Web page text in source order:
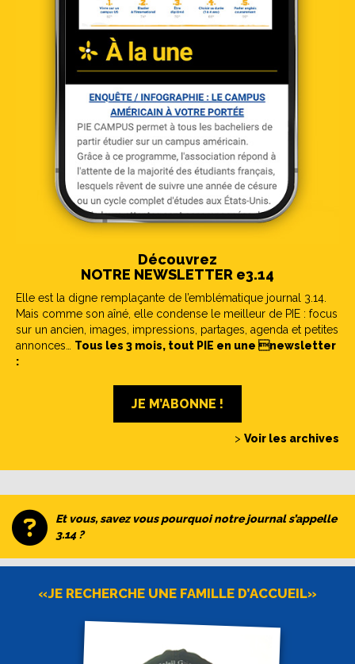
Découvrez
NOTRE NEWSLETTER e3.14
Elle est la digne remplaçante de l’emblématique journal 3.14.
Mais comme son aîné, elle condense le meilleur de PIE : focus
sur un ancien, images, impressions, partages, agenda et petites
annonces… Tous les 3 mois, tout PIE en une newsletter
:
JE M’ABONNE !
> Voir les archives
Et vous, savez vous pourquoi notre journal s’appelle
3.14 ?
«JE RECHERCHE UNE FAMILLE D’ACCUEIL»